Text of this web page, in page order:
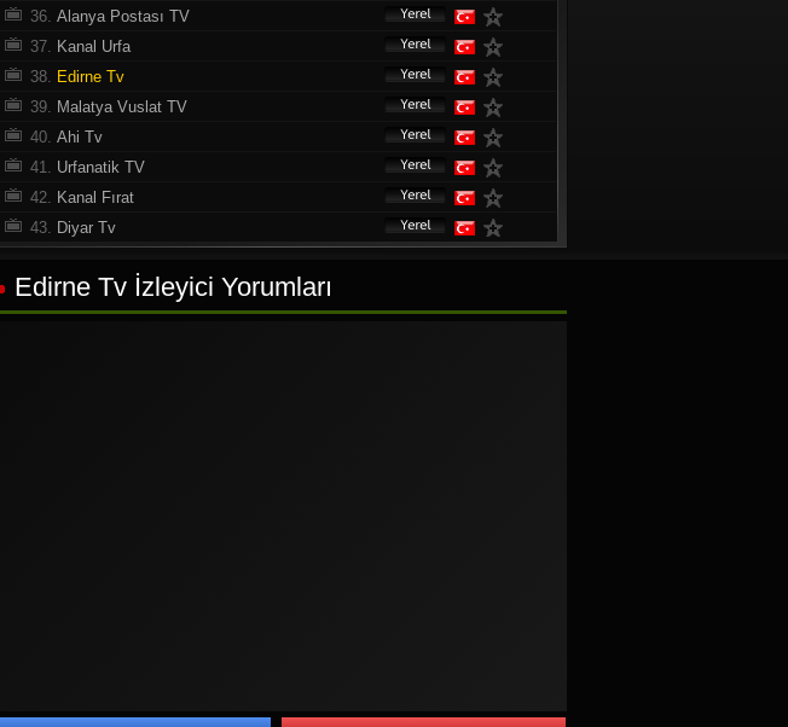
36. Alanya Postası TV
37. Kanal Urfa
38. Edirne Tv
39. Malatya Vuslat TV
40. Ahi Tv
41. Urfanatik TV
42. Kanal Fırat
43. Diyar Tv
45. Erciyes Tv
46.Amasya Art Tv
Edirne Tv İzleyici Yorumları